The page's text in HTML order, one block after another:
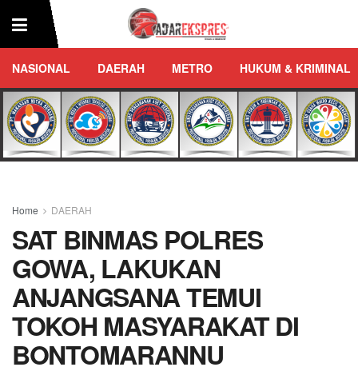
NASIONAL DAERAH METRO HUKUM & KRIMINAL
Home DAERAH
SAT BINMAS POLRES
GOWA, LAKUKAN
ANJANGSANA TEMUI
TOKOH MASYARAKAT DI
BONTOMARANNU